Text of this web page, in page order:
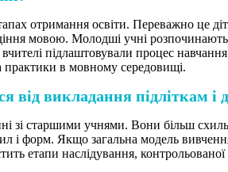
отримання освіти. Переважно це
мовою. Молодші учні
підлаштовували процес навчання
практики в мовному середовищі.
викладання підліткам і
зі старшими учнями. Вони більш
і форм. Якщо загальна модель
етапи наслідування, контрольованої